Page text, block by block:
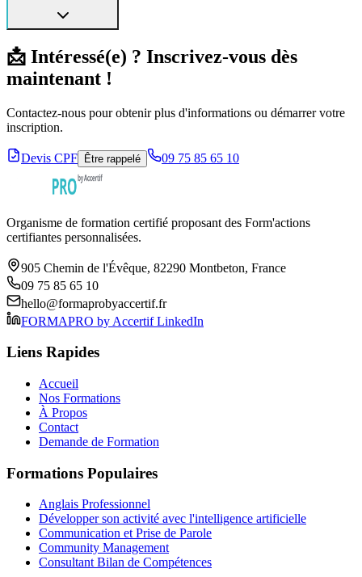
📩 Intéressé(e) ? Inscrivez-vous dès
maintenant !
Contactez-nous pour obtenir plus d'informations ou démarrer votre
inscription.
Devis CPF Être rappelé 09 75 85 65 10
Organisme de formation certifié proposant des Form'actions
certifiantes personnalisées.
905 Chemin de l'Évêque, 82290 Montbeton, France
09 75 85 65 10
hello@formaprobyaccertif.fr
FORMAPRO by Accertif LinkedIn
Liens Rapides
Accueil
Nos Formations
À Propos
Contact
Demande de Formation
Formations Populaires
Anglais Professionnel
Développer son activité avec l'intelligence artificielle
Communication et Prise de Parole
Community Management
Consultant Bilan de Compétences